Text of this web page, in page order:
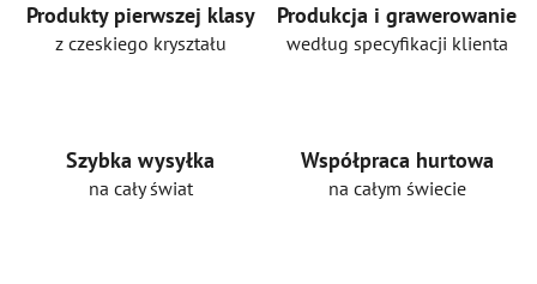
Produkty pierwszej klasy
z czeskiego kryształu
Produkcja i grawerowanie
według specyfikacji klienta
Szybka wysyłka
na cały świat
Współpraca hurtowa
na całym świecie